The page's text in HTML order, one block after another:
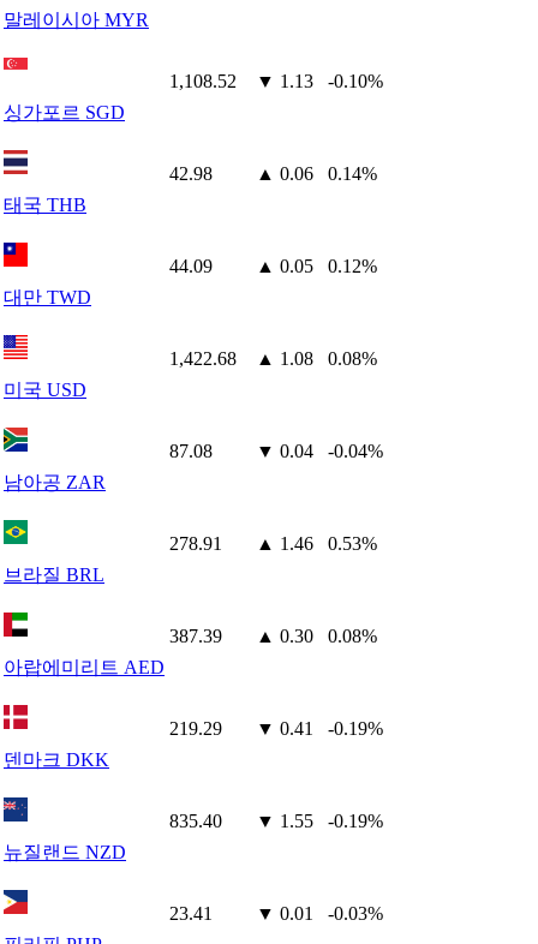
말레이시아 MYR
싱가포르 SGD
1,108.52 ▼ 1.13 -0.10%
태국 THB
42.98 ▲ 0.06 0.14%
대만 TWD
44.09 ▲ 0.05 0.12%
미국 USD
1,422.68 ▲ 1.08 0.08%
남아공 ZAR
87.08 ▼ 0.04 -0.04%
브라질 BRL
278.91 ▲ 1.46 0.53%
아랍에미리트 AED
387.39 ▲ 0.30 0.08%
덴마크 DKK
219.29 ▼ 0.41 -0.19%
뉴질랜드 NZD
835.40 ▼ 1.55 -0.19%
23.41 ▼ 0.01 -0.03%